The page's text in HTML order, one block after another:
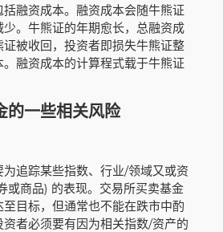
融资成本。融资成本会随牛熊证
。牛熊证的年期愈长，总融资成
被收回，投资者即损失牛熊证整
融资成本的计算程式载于牛熊证
的一些相关风险
追踪某些指数、行业/领域又或资
或商品) 的表现。交易所买卖基金
目标，但通常也不能在跌市中酌
者必须要有因为相关指数/资产的